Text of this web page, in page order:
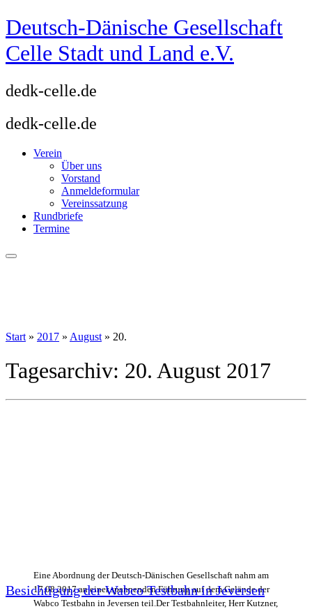
Zum
Inhalt
springen
Deutsch-Dänische Gesellschaft
Celle Stadt und Land e.V.
dedk-celle.de
dedk-celle.de
Verein
Über uns
Vorstand
Anmeldeformular
Vereinssatzung
Rundbriefe
Termine
Start » 2017 » August » 20.
Tagesarchiv: 20. August 2017
Eine Abordnung der Deutsch-Dänischen Gesellschaft nahm am
17.08.2017 an einer spannenden Führung auf dem Gelände der
Wabco Testbahn in Jeversen teil.Der Testbahnleiter, Herr Kutzner,
Besichtigung der Wabco Testbahn in Jeversen